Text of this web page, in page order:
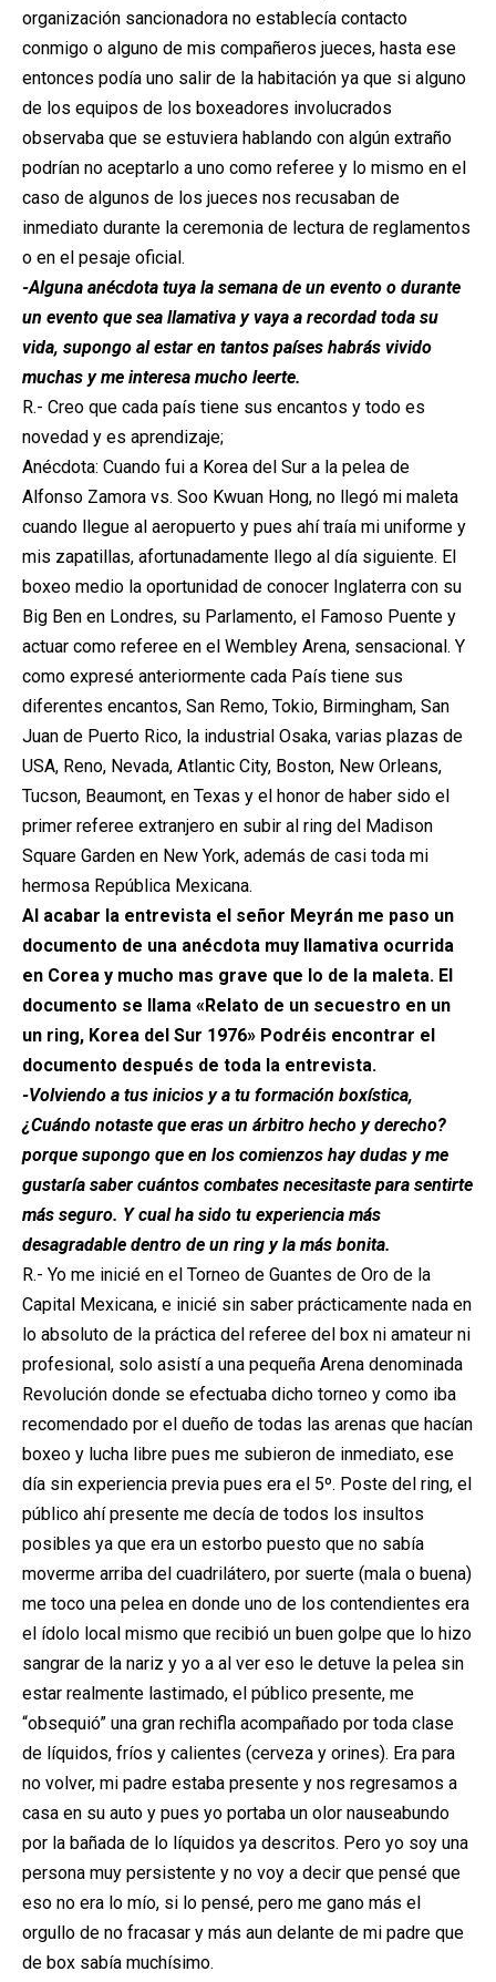
organización sancionadora no establecía contacto
conmigo o alguno de mis compañeros jueces, hasta ese
entonces podía uno salir de la habitación ya que si alguno
de los equipos de los boxeadores involucrados
observaba que se estuviera hablando con algún extraño
podrían no aceptarlo a uno como referee y lo mismo en el
caso de algunos de los jueces nos recusaban de
inmediato durante la ceremonia de lectura de reglamentos
o en el pesaje oficial.
-Alguna anécdota tuya la semana de un evento o durante
un evento que sea llamativa y vaya a recordad toda su
vida, supongo al estar en tantos países habrás vivido
muchas y me interesa mucho leerte.
R.- Creo que cada país tiene sus encantos y todo es
novedad y es aprendizaje;
Anécdota: Cuando fui a Korea del Sur a la pelea de
Alfonso Zamora vs. Soo Kwuan Hong, no llegó mi maleta
cuando llegue al aeropuerto y pues ahí traía mi uniforme y
mis zapatillas, afortunadamente llego al día siguiente. El
boxeo medio la oportunidad de conocer Inglaterra con su
Big Ben en Londres, su Parlamento, el Famoso Puente y
actuar como referee en el Wembley Arena, sensacional. Y
como expresé anteriormente cada País tiene sus
diferentes encantos, San Remo, Tokio, Birmingham, San
Juan de Puerto Rico, la industrial Osaka, varias plazas de
USA, Reno, Nevada, Atlantic City, Boston, New Orleans,
Tucson, Beaumont, en Texas y el honor de haber sido el
primer referee extranjero en subir al ring del Madison
Square Garden en New York, además de casi toda mi
hermosa República Mexicana.
Al acabar la entrevista el señor Meyrán me paso un
documento de una anécdota muy llamativa ocurrida
en Corea y mucho mas grave que lo de la maleta. El
documento se llama «Relato de un secuestro en un
un ring, Korea del Sur 1976» Podréis encontrar el
documento después de toda la entrevista.
-Volviendo a tus inicios y a tu formación boxística,
¿Cuándo notaste que eras un árbitro hecho y derecho?
porque supongo que en los comienzos hay dudas y me
gustaría saber cuántos combates necesitaste para sentirte
más seguro. Y cual ha sido tu experiencia más
desagradable dentro de un ring y la más bonita.
R.- Yo me inicié en el Torneo de Guantes de Oro de la
Capital Mexicana, e inicié sin saber prácticamente nada en
lo absoluto de la práctica del referee del box ni amateur ni
profesional, solo asistí a una pequeña Arena denominada
Revolución donde se efectuaba dicho torneo y como iba
recomendado por el dueño de todas las arenas que hacían
boxeo y lucha libre pues me subieron de inmediato, ese
día sin experiencia previa pues era el 5º. Poste del ring, el
público ahí presente me decía de todos los insultos
posibles ya que era un estorbo puesto que no sabía
moverme arriba del cuadrilátero, por suerte (mala o buena)
me toco una pelea en donde uno de los contendientes era
el ídolo local mismo que recibió un buen golpe que lo hizo
sangrar de la nariz y yo a al ver eso le detuve la pelea sin
estar realmente lastimado, el público presente, me
“obsequió” una gran rechifla acompañado por toda clase
de líquidos, fríos y calientes (cerveza y orines). Era para
no volver, mi padre estaba presente y nos regresamos a
casa en su auto y pues yo portaba un olor nauseabundo
por la bañada de lo líquidos ya descritos. Pero yo soy una
persona muy persistente y no voy a decir que pensé que
eso no era lo mío, si lo pensé, pero me gano más el
orgullo de no fracasar y más aun delante de mi padre que
de box sabía muchísimo.